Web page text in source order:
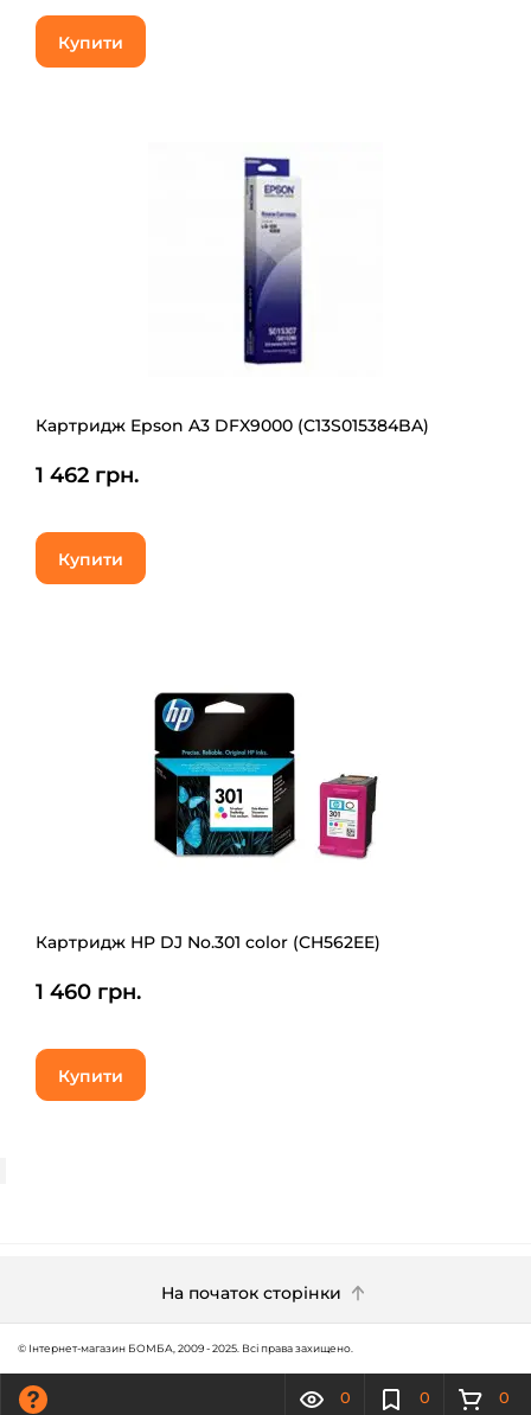
0 0 0
Купити
Картридж Epson A3 DFX9000 (C13S015384BA)
1 462 грн.
Купити
Картридж HP DJ No.301 color (CH562EE)
1 460 грн.
Купити
На початок сторінки
© Інтернет-магазин БОМБА, 2009 - 2025. Всі права захищено.